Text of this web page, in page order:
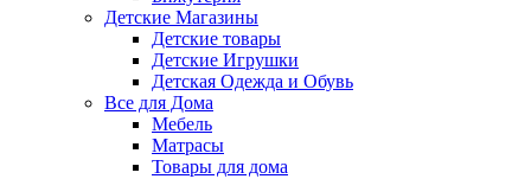
Детские Магазины
Детские товары
Детские Игрушки
Детская Одежда и Обувь
Все для Дома
Мебель
Матрасы
Товары для дома